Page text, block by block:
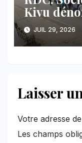
Kivu
des
l’AFC/M23
JUIL 29, 2026
Laisser
Votre adresse
Les champs